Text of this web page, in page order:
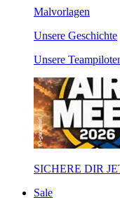
Malvorlagen
Unsere Geschichte
Unsere
SICHERE DIR
Sale